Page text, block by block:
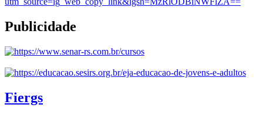
Publicidade
Fiergs